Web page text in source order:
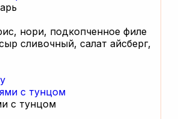
нори, подкопченное филе
сливочный, салат айсберг,
с тунцом